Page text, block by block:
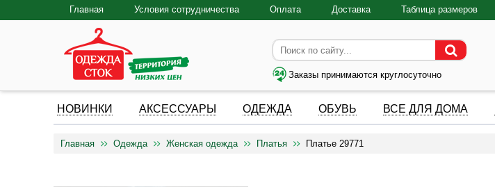
Главная Условия сотрудничества Оплата Доставка Таблица размеров
Заказы принимаются круглосуточно
НОВИНКИ АКСЕССУАРЫ ОДЕЖДА ОБУВЬ ВСЕ ДЛЯ ДОМА
Главная Одежда Женская одежда Платья Платье 29771